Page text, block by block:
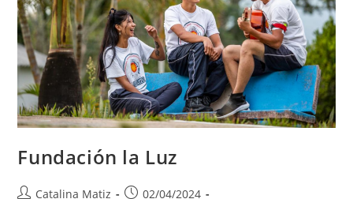
Fundación la Luz
AutorCatalina Matiz
Publicación
02/04/2024